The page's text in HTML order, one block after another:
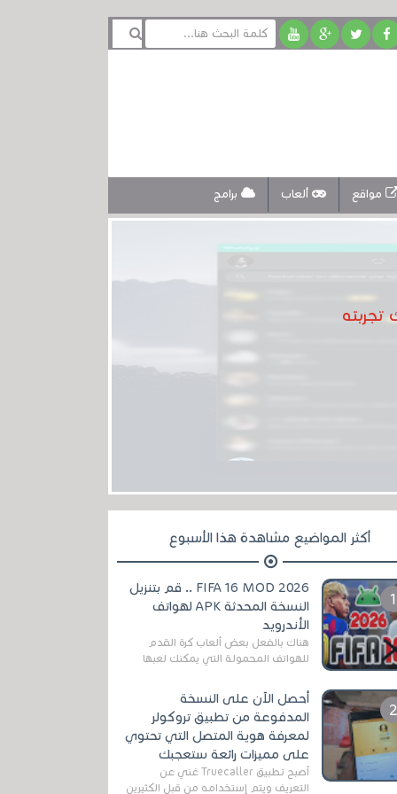
مواقع ألعاب برامج
تجربته
أكثر المواضيع مشاهدة هذا الأسبوع
FIFA 16 MOD 2026 .. قم بتنزيل
النسخة المحدثة APK لهواتف
الأندرويد
هناك بالفعل بعض ألعاب كرة القدم
للهواتف المحمولة التي يمكنك لعبها
مثل EA Sports ...
أحصل الآن على النسخة
المدفوعة من تطبيق تروكولر
لمعرفة هوية المتصل التي تحتوي
على مميزات رائعة ستعجبك
أصبح تطبيق Truecaller غني عن
التعريف ويتم إستخدامه من قبل الكثيرين